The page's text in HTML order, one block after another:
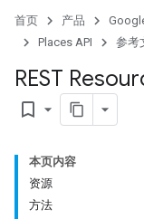
首页 产品
Places API
参考
REST
bookmark_border
本页内容
资源
方法